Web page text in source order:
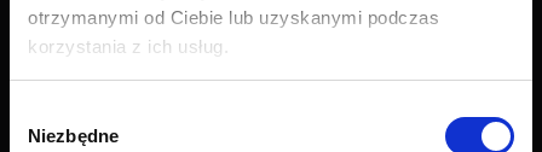
otrzymanymi od Ciebie lub uzyskanymi podczas
korzystania z ich usług.
zgody
Niezbędne
Dostawa
Zwroty i reklamacje
Najczęściej zadawane pytania (FAQ)